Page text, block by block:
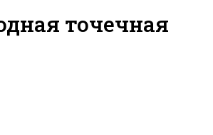
точечная